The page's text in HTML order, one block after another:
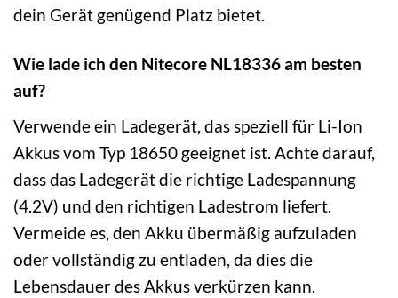
dein Gerät genügend Platz bietet.
Wie lade ich den Nitecore NL18336 am besten
auf?
Verwende ein Ladegerät, das speziell für Li-Ion
Akkus vom Typ 18650 geeignet ist. Achte darauf,
dass das Ladegerät die richtige Ladespannung
(4.2V) und den richtigen Ladestrom liefert.
Vermeide es, den Akku übermäßig aufzuladen
oder vollständig zu entladen, da dies die
Lebensdauer des Akkus verkürzen kann.